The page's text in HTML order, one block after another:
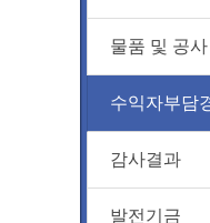
물품 및 공
수익자부담
감사결과
발전기금